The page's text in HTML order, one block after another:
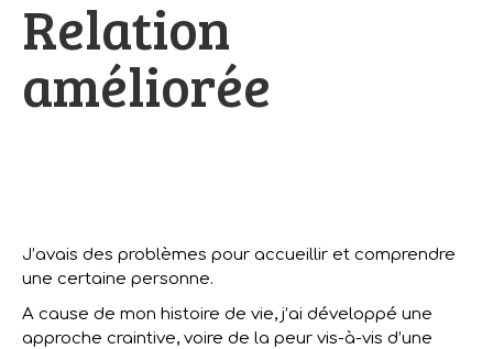
Relation
améliorée
J’avais des problèmes pour accueillir et comprendre
une certaine personne.
A cause de mon histoire de vie, j’ai développé une
approche craintive, voire de la peur vis-à-vis d’une